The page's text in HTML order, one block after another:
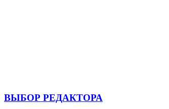
ВЫБОР РЕДАКТОРА